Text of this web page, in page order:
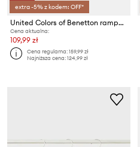
extra -5% z kodem: OFF*
United Colors of Benetton rampers niemowlęcy z lnem
Cena aktualna:
109,99 zł
Cena regularna:159,99 zł
Najniższa cena:124,99 zł